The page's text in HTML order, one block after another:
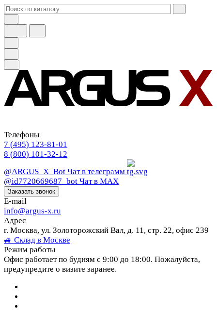
Телефоны
7 (495) 123-81-01
8 (800) 101-32-12
@ARGUS_X_Bot Чат в телеграмм
@id7720669687_bot Чат в МАХ
Заказать звонок
E-mail
info@argus-x.ru
Адрес
г. Москва, ул. Золоторожский Вал, д. 11, стр. 22, офис 239
🚙 Склад в Москве
Режим работы
Офис работает по будням с 9:00 до 18:00. Пожалуйста,
предупредите о визите заранее.